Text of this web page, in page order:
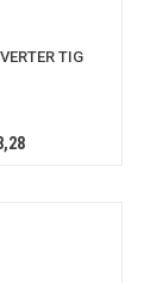
TIG